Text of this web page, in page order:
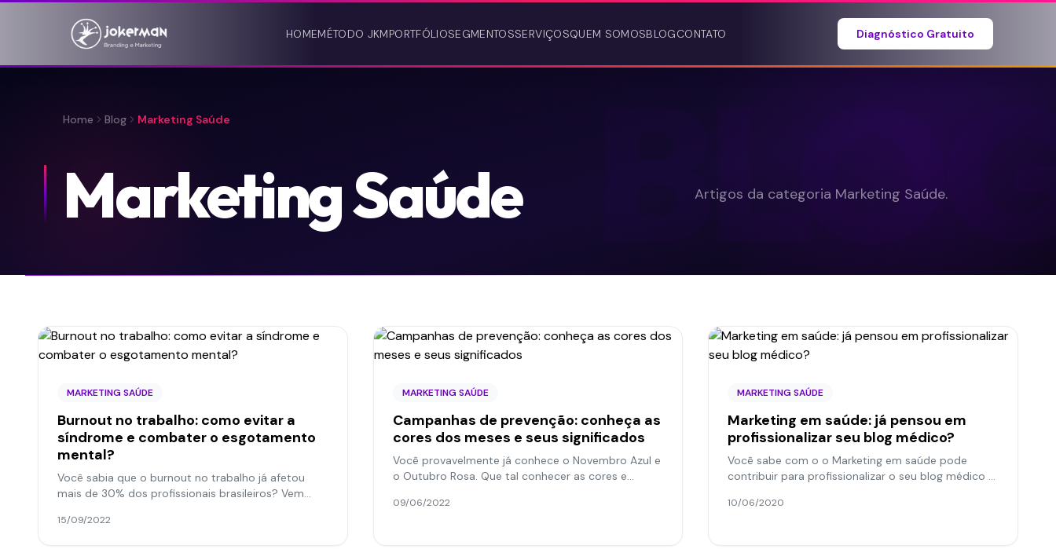
HOMEMÉTODO JKMPORTFÓLIOSEGMENTOSSERVIÇOSQUEM SOMOSBLOGCONTATO Diagnóstico Gratuito
Home Blog Marketing Saúde
Marketing Saúde Artigos da categoria Marketing Saúde.
MARKETING SAÚDE
Burnout no trabalho: como evitar a
síndrome e combater o esgotamento
mental?
Você sabia que o burnout no trabalho já afetou
mais de 30% dos profissionais brasileiros? Vem
15/09/2022
MARKETING SAÚDE
Campanhas de prevenção: conheça as
cores dos meses e seus significados
Você provavelmente já conhece o Novembro Azul e
o Outubro Rosa. Que tal conhecer as cores e
Confira!
09/06/2022
MARKETING SAÚDE
Marketing em saúde: já pensou em
profissionalizar seu blog médico?
Você sabe com o o Marketing em saúde pode
contribuir para profissionalizar o seu blog médico e
blog!
10/06/2020